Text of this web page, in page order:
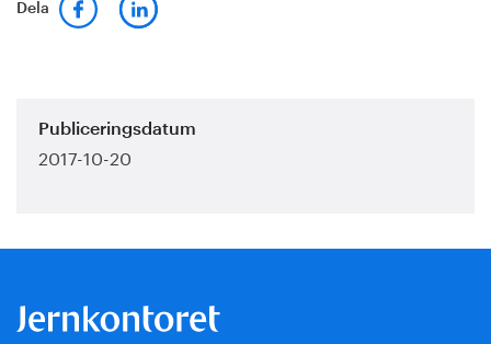
Dela
Publiceringsdatum
2017-10-20